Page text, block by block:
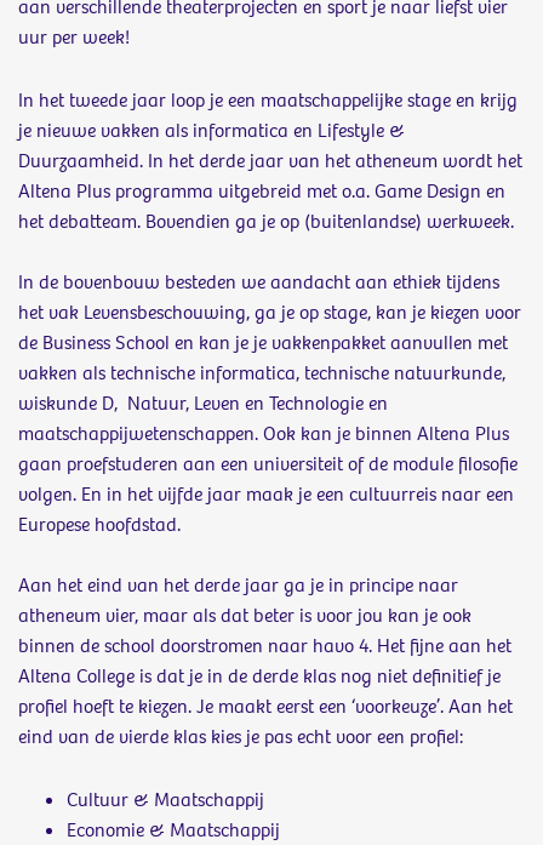
aan verschillende theaterprojecten en sport je naar liefst vier
uur per week!
In het tweede jaar loop je een maatschappelijke stage en krijg
je nieuwe vakken als informatica en Lifestyle &
Duurzaamheid. In het derde jaar van het atheneum wordt het
Altena Plus programma uitgebreid met o.a. Game Design en
het debatteam. Bovendien ga je op (buitenlandse) werkweek.
In de bovenbouw besteden we aandacht aan ethiek tijdens
het vak Levensbeschouwing, ga je op stage, kan je kiezen voor
de Business School en kan je je vakkenpakket aanvullen met
vakken als technische informatica, technische natuurkunde,
wiskunde D, Natuur, Leven en Technologie en
maatschappijwetenschappen. Ook kan je binnen Altena Plus
gaan proefstuderen aan een universiteit of de module filosofie
volgen. En in het vijfde jaar maak je een cultuurreis naar een
Europese hoofdstad.
Aan het eind van het derde jaar ga je in principe naar
atheneum vier, maar als dat beter is voor jou kan je ook
binnen de school doorstromen naar havo 4. Het fijne aan het
Altena College is dat je in de derde klas nog niet definitief je
profiel hoeft te kiezen. Je maakt eerst een ‘voorkeuze’. Aan het
eind van de vierde klas kies je pas echt voor een profiel:
Cultuur & Maatschappij
Economie & Maatschappij